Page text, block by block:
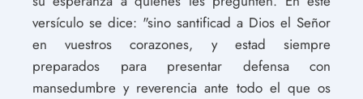
versículo se dice: "sino santificad a Dios el Señor
en vuestros corazones, y estad siempre
preparados para presentar defensa con
mansedumbre y reverencia ante todo el que os